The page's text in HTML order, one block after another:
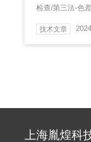
检查/第三法-色
等多个领域。一
射)透射光原理
技术文章
上海胤煌科